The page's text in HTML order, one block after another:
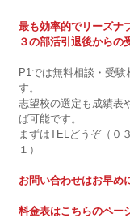
最も効率的でリーズナ
３の部活引退後から
P1では無料相談・受
す。
志望校の選定も成績表
ば可能です。
まずはTELどうぞ（０
１）
お問い合わせはお早め
料金表はこちらのペー